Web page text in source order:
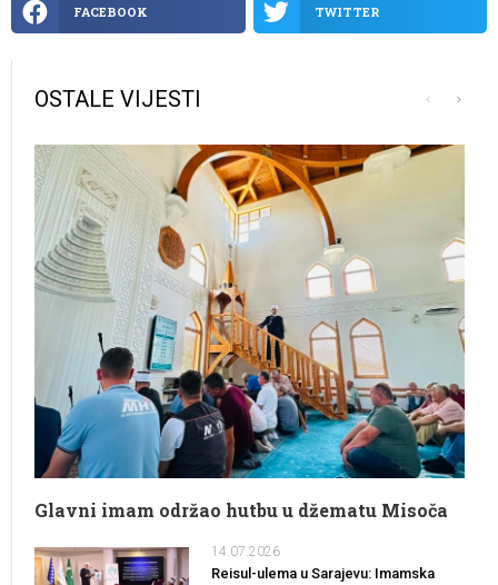
FACEBOOK TWITTER
OSTALE VIJESTI
Glavni imam održao hutbu u džematu Misoča
14.07.2026
Reisul-ulema u Sarajevu: Imamska